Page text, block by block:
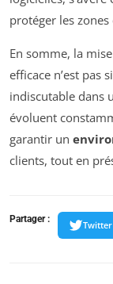
protéger les
En somme, la
efficace n’est pas
indiscutable dans
évoluent
garantir un
clients, tout en
Partager :
Twitter